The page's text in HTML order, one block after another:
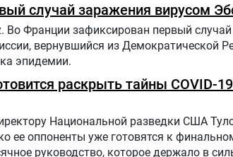
случай заражения вирусом
Во Франции зафиксирован первый
вернувшийся из Демократической
эпидемии.
раскрыть тайны COVID-
Национальной разведки США
ее оппоненты уже готовятся к
руководство, которое держало в